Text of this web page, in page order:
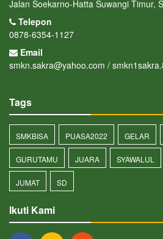
Jalan Soekarno-Hatta Suwangi Timur,
Telepon
0878-6354-1127
Email
smkn.sakra@yahoo.com /
Tags
SMKBISA PUASA2022 GELAR
GURUTAMU JUARA SYAWALUL
JUMAT SD
Ikuti Kami